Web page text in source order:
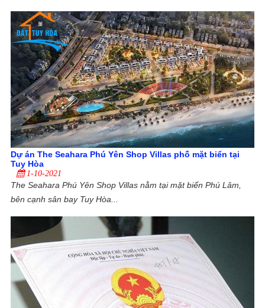
Dự án The Seahara Phú Yên Shop Villas phố mặt biển tại
Tuy Hòa
1-10-2021
The Seahara Phú Yên Shop Villas nằm tại mặt biển Phú Lâm,
bên cạnh sân bay Tuy Hòa...